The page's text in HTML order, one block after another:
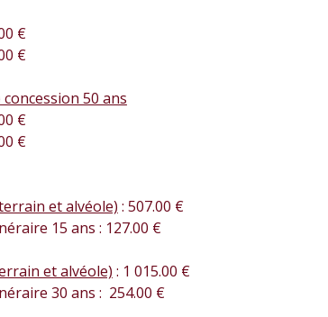
€
€
50 ans
€
€
et alvéole) : 507.00 €
15 ans : 127.00 €
et alvéole) : 1 015.00 €
30 ans : 254.00 €